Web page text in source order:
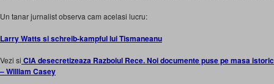
Un tanar jurnalist observa cam acelasi lucru:
Larry Watts si schreib-kampful lui Tismaneanu
Vezi si CIA desecretizeaza Razboiul Rece. Noi documente puse pe masa
– William Casey